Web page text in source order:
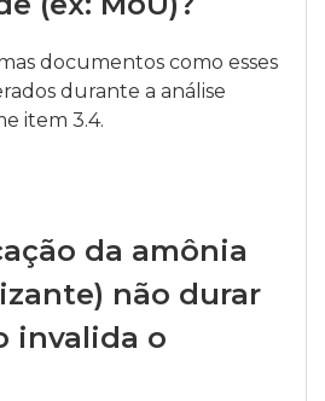
documentos como esses
durante a análise
item 3.4.
da amônia
não durar
invalida o